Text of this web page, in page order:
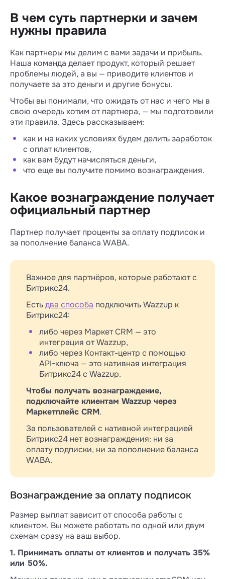
В чем суть партнерки и зачем
нужны правила
Как партнеры мы делим с вами задачи и прибыль.
Наша команда делает продукт, который решает
проблемы людей, а вы — приводите клиентов и
получаете за это деньги и другие бонусы.
Чтобы вы понимали, что ожидать от нас и чего мы в
свою очередь хотим от партнера, — мы подготовили
эти правила. Здесь рассказываем:
как и на каких условиях будем делить заработок
с оплат клиентов,
как вам будут начисляться деньги,
что еще вы получите помимо вознаграждения.
Какое вознаграждение получает
официальный партнер
Партнер получает проценты за оплату подписок и
за пополнение баланса WABA.
Важное для партнёров, которые работают с
Битрикс24.
Естьдва способа подключить Wazzup к
Битрикс24:
либо через Маркет CRM — это
интеграция от Wazzup,
либо через Контакт-центр с помощью
API-ключа — это нативная интеграция
Битрикс24 с Wazzup.
Чтобы получать вознаграждение,
подключайте клиентам Wazzup через
Маркетплейс CRM.
За пользователей с нативной интеграцией
Битрикс24 нет вознаграждения: ни за
оплату подписки, ни за пополнение баланса
WABA.
Вознаграждение за оплату подписок
Размер выплат зависит от способа работы с
клиентом. Вы можете работать по одной или двум
схемам сразу на ваш выбор.
1. Принимать оплаты от клиентов и получать 35%
или 50%.